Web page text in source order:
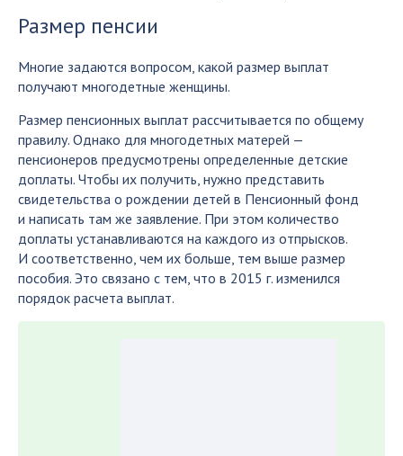
Размер пенсии
Многие задаются вопросом, какой размер выплат
получают многодетные женщины.
Размер пенсионных выплат рассчитывается по общему
правилу. Однако для многодетных матерей —
пенсионеров предусмотрены определенные детские
доплаты. Чтобы их получить, нужно представить
свидетельства о рождении детей в Пенсионный фонд
и написать там же заявление. При этом количество
доплаты устанавливаются на каждого из отпрысков.
И соответственно, чем их больше, тем выше размер
пособия. Это связано с тем, что в 2015 г. изменился
порядок расчета выплат.